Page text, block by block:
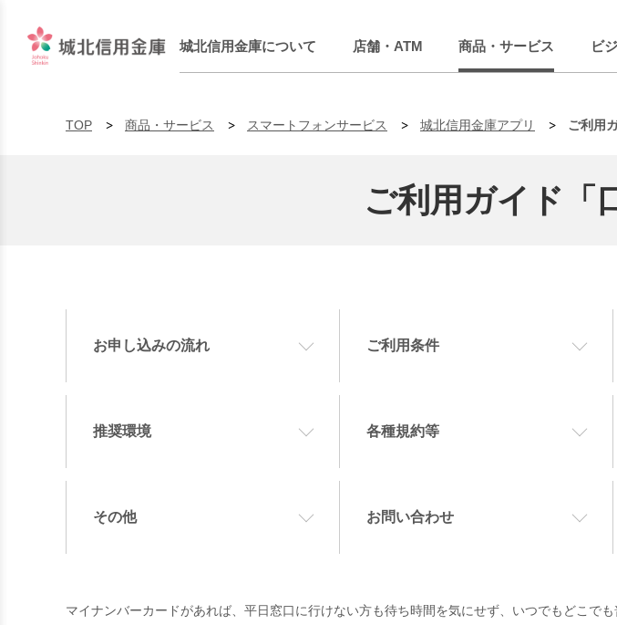
城北信用金庫について 店舗・ATM 商品・サービス ビ
TOP 商品・サービス スマートフォンサービス 城北信用金庫アプリ ご利用
ご利用ガイド「
お申し込みの流れ ご利用条件
推奨環境 各種規約等
その他 お問い合わせ
マイナンバーカードがあれば、平日窓口に行けない方も待ち時間を気にせず、いつでもどこで